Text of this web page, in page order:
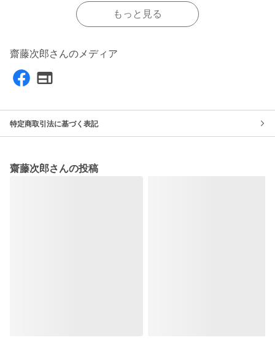
もっと見る
齋藤次郎さんのメディア
特定商取引法に基づく表記
齋藤次郎さんの投稿